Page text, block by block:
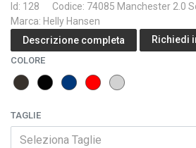
Id: 128
Codice: 74085 Manchester 2.0
Marca: Helly Hansen
Descrizione completa
Richiedi
COLORE
TAGLIE
Seleziona Taglie